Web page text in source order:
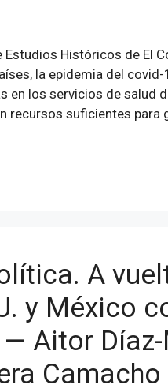
Históricos de El
la epidemia del
en los servicios de salud
recursos suficientes para
A
y México
Aitor
Camacho